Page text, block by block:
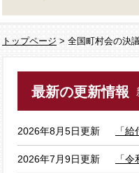
トップページ > 全国町村会の決
最新の更新情報
2026年8月5日更新 「
2026年7月9日更新 「